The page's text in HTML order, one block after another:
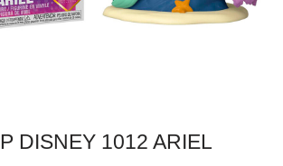
DISNEY 1012 ARIEL